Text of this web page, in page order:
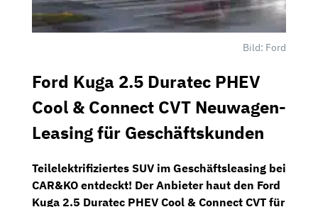
Bild: Ford
Ford Kuga 2.5 Duratec PHEV
Cool & Connect CVT Neuwagen-
Leasing für Geschäftskunden
Teilelektrifiziertes SUV im Geschäftsleasing bei
CAR&KO entdeckt! Der Anbieter haut den Ford
Kuga 2.5 Duratec PHEV Cool & Connect CVT für